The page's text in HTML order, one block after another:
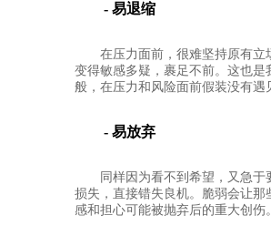
- 易退缩
在压力面前，很难坚持原有
变得敏感多疑，裹足不前。这也
般，在压力和风险面前假装没有遇
- 易放弃
同样因为看不到希望，又急
损失，直接错失良机。脆弱会让
感和担心可能被抛弃后的重大创伤。